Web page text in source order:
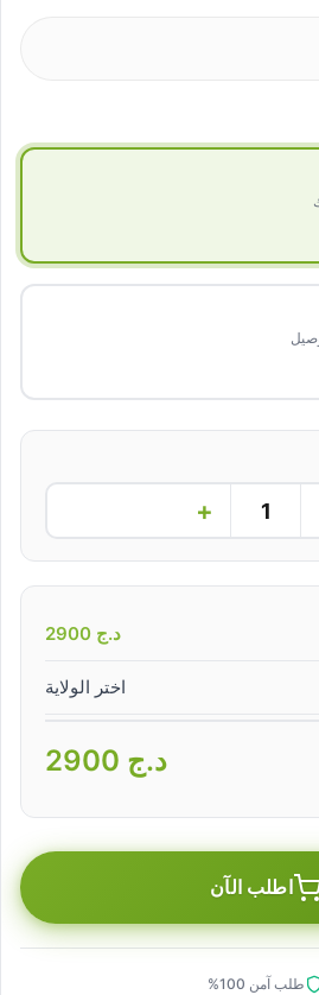
+
د.ج
اختر الولاية
د.ج
اطلب الآن
طلب آمن 100%